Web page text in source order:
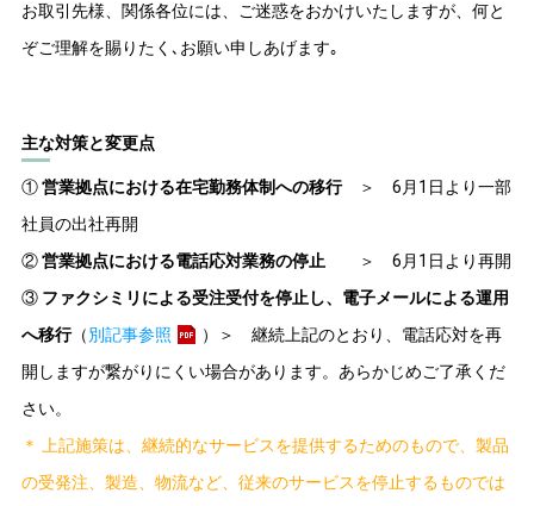
お取引先様、関係各位には、ご迷惑をおかけいたしますが、何と
ぞご理解を賜りたく､お願い申しあげます｡
主な対策と変更点
①営業拠点における在宅勤務体制への移行＞ 6月1日より一部
社員の出社再開
②営業拠点における電話応対業務の停止 ＞ 6月1日より再開
③ ファクシミリによる受注受付を停止し、電子メールによる運用
へ移行（別記事参照
）＞ 継続上記のとおり、電話応対を再
開しますが繋がりにくい場合があります。あらかじめご了承くだ
さい。
＊ 上記施策は、継続的なサービスを提供するためのもので、製品
の受発注、製造、物流など、従来のサービスを停止するものでは